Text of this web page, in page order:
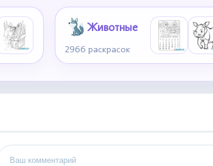
Животные
2966 раскрасок